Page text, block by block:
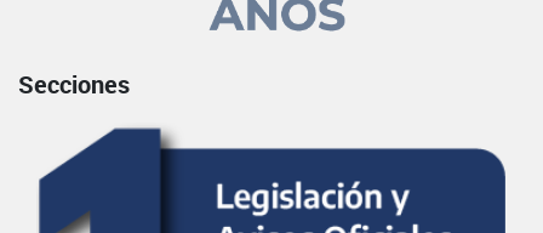
Secciones